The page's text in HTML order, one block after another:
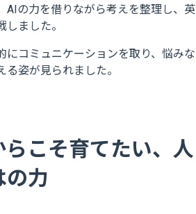
AIの力を借りながら考えを整理し、英
ました。
にコミュニケーションを取り、悩みな
姿が見られました。
こそ育てたい、人
の力